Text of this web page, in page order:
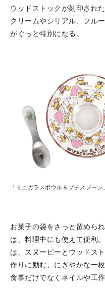
ウッドストックが刻印され
クリームやシリアル、フル
がぐっと特別になる。
「ミニガラスボウル＆プチスプー
お菓子の袋をさっと留めら
は、料理中にも使えて便利。
は、スヌーピーとウッドス
作りに励む、にぎやかな一
食事だけでなくネイルや工